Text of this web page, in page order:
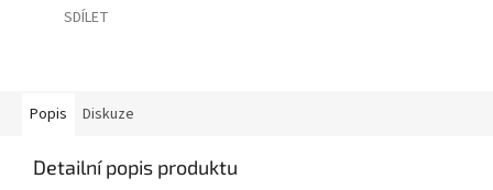
SDÍLET
Popis Diskuze
Detailní popis produktu